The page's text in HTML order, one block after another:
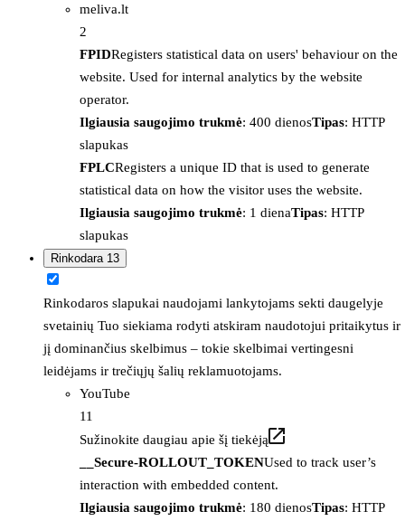
meliva.lt
2
FPIDRegisters statistical data on users' behaviour on the
website. Used for internal analytics by the website
operator.
Ilgiausia saugojimo trukmė: 400 dienosTipas: HTTP
slapukas
FPLCRegisters a unique ID that is used to generate
statistical data on how the visitor uses the website.
Ilgiausia saugojimo trukmė: 1 dienaTipas: HTTP
slapukas
Rinkodara 13
Rinkodaros slapukai naudojami lankytojams sekti daugelyje
svetainių Tuo siekiama rodyti atskiram naudotojui pritaikytus ir
jį dominančius skelbimus – tokie skelbimai vertingesni
leidėjams ir trečiųjų šalių reklamuotojams.
YouTube
11
Sužinokite daugiau apie šį tiekėją
__Secure-ROLLOUT_TOKENUsed to track user’s
interaction with embedded content.
Ilgiausia saugojimo trukmė: 180 dienosTipas: HTTP